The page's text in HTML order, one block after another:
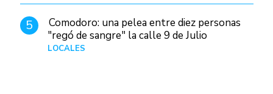
5
Comodoro: una pelea entre diez personas
"regó de sangre" la calle 9 de Julio
LOCALES